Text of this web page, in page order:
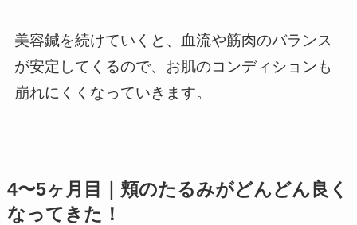
美容鍼を続けていくと、血流や筋肉のバランス
が安定してくるので、お肌のコンディションも
崩れにくくなっていきます。
4〜5ヶ月目｜頬のたるみがどんどん良く
なってきた！